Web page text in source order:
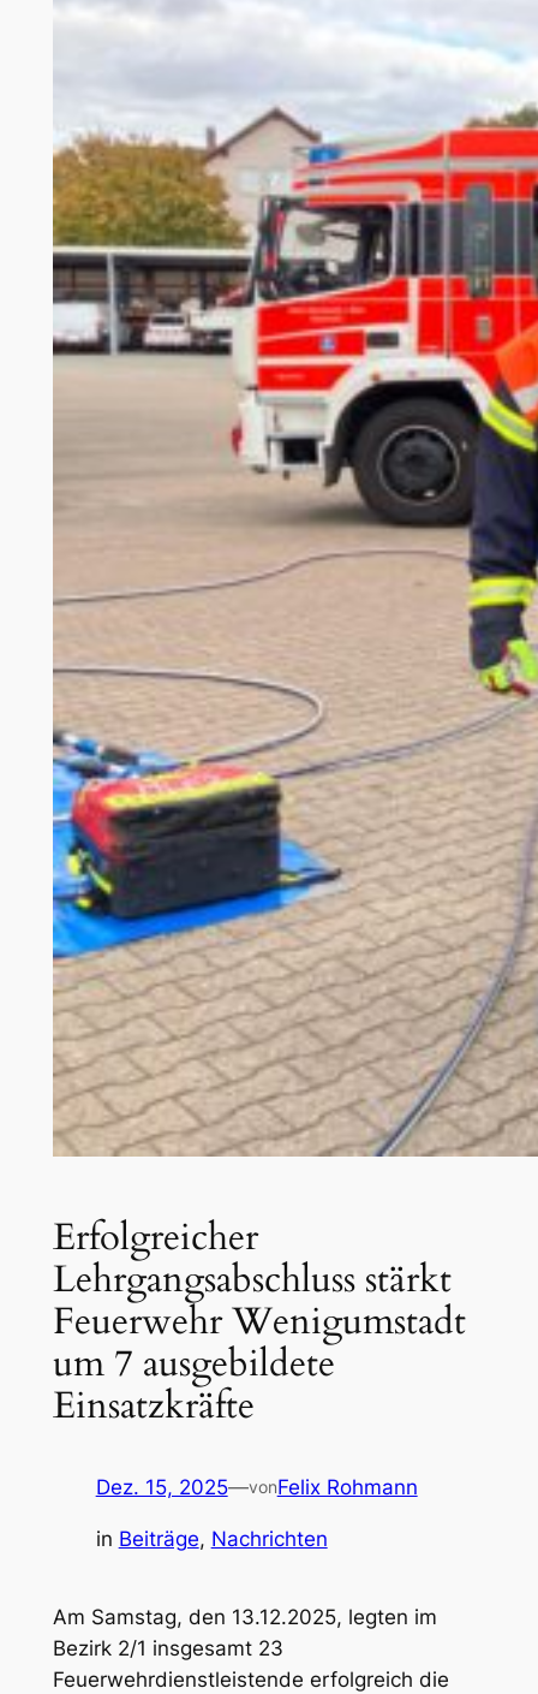
Erfolgreicher
Lehrgangsabschluss stärkt
Feuerwehr Wenigumstadt
um 7 ausgebildete
Einsatzkräfte
Dez. 15, 2025—vonFelix Rohmann
in Beiträge, Nachrichten
Am Samstag, den 13.12.2025, legten im
Bezirk 2/1 insgesamt 23
Feuerwehrdienstleistende erfolgreich die